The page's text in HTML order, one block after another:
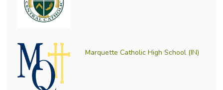
Marquette Catholic High School (IN)